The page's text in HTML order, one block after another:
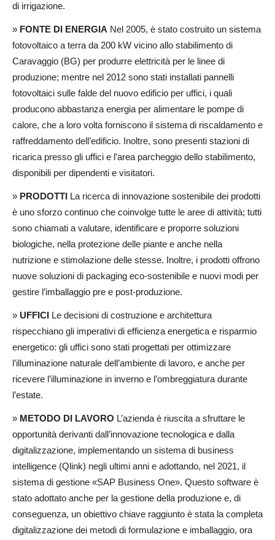
di irrigazione.
» FONTE DI ENERGIA Nel 2005, è stato costruito un sistema
fotovoltaico a terra da 200 kW vicino allo stabilimento di
Caravaggio (BG) per produrre elettricità per le linee di
produzione; mentre nel 2012 sono stati installati pannelli
fotovoltaici sulle falde del nuovo edificio per uffici, i quali
producono abbastanza energia per alimentare le pompe di
calore, che a loro volta forniscono il sistema di riscaldamento e
raffreddamento dell’edificio. Inoltre, sono presenti stazioni di
ricarica presso gli uffici e l’area parcheggio dello stabilimento,
disponibili per dipendenti e visitatori.
» PRODOTTI La ricerca di innovazione sostenibile dei prodotti
è uno sforzo continuo che coinvolge tutte le aree di attività; tutti
sono chiamati a valutare, identificare e proporre soluzioni
biologiche, nella protezione delle piante e anche nella
nutrizione e stimolazione delle stesse. Inoltre, i prodotti offrono
nuove soluzioni di packaging eco-sostenibile e nuovi modi per
gestire l’imballaggio pre e post-produzione.
» UFFICI Le decisioni di costruzione e architettura
rispecchiano gli imperativi di efficienza energetica e risparmio
energetico: gli uffici sono stati progettati per ottimizzare
l’illuminazione naturale dell’ambiente di lavoro, e anche per
ricevere l’illuminazione in inverno e l’ombreggiatura durante
l’estate.
» METODO DI LAVORO L’azienda è riuscita a sfruttare le
opportunità derivanti dall’innovazione tecnologica e dalla
digitalizzazione, implementando un sistema di business
intelligence (Qlink) negli ultimi anni e adottando, nel 2021, il
sistema di gestione «SAP Business One». Questo software è
stato adottato anche per la gestione della produzione e, di
conseguenza, un obiettivo chiave raggiunto è stata la completa
digitalizzazione dei metodi di formulazione e imballaggio, ora